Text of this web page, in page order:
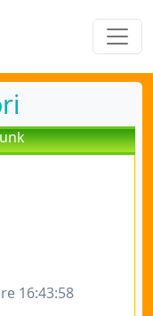
16:43:58